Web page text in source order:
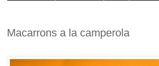
Macarrons a la camperola